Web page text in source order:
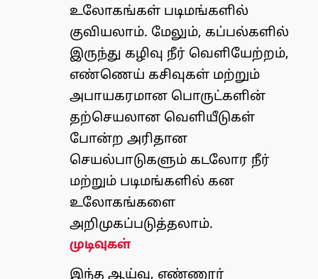
உலோகங்கள் படிமங்களில்
குவியலாம். மேலும், கப்பல்களில்
இருந்து கழிவு நீர் வெளியேற்றம்,
எண்ணெய் கசிவுகள் மற்றும்
அபாயகரமான பொருட்களின்
தற்செயலான வெளியீடுகள்
போன்ற அரிதான
செயல்பாடுகளும் கடலோர நீர்
மற்றும் படிமங்களில் கன
உலோகங்களை
அறிமுகப்படுத்தலாம்.
முடிவுகள்
இந்த ஆய்வு, எண்ணூர்